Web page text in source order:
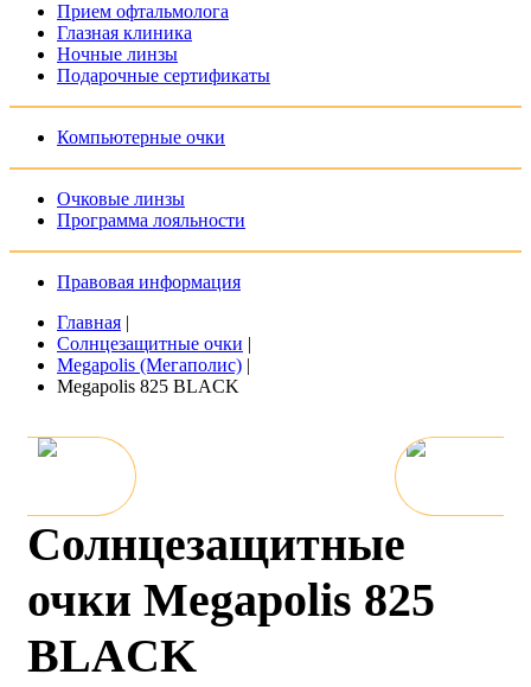
Прием офтальмолога
Глазная клиника
Ночные линзы
Подарочные сертификаты
Компьютерные очки
Очковые линзы
Программа лояльности
Правовая информация
Главная |
Солнцезащитные очки |
Megapolis (Мегаполис) |
Megapolis 825 BLACK
Солнцезащитные
очки Megapolis 825
BLACK